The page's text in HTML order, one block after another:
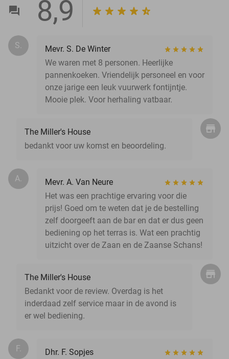
8,9
S.
Mevr. S. De Winter
We waren met 8 personen. Heerlijke
pannenkoeken. Vriendelijk personeel en voor
onze jarige een leuk vuurwerk fontijntje.
Mooie plek. Voor herhaling vatbaar.
The Miller's House
bedankt voor uw komst en beoordeling.
A.
Mevr. A. Van Neure
Het was een prachtige ervaring voor die
prijs! Goed om te weten dat je de bestelling
zelf doorgeeft aan de bar en dat er dus geen
bediening op het terras is. Wat een prachtig
uitzicht over de Zaan en de Zaanse Schans!
The Miller's House
Bedankt voor de review. Overdag is het
inderdaad zelf service maar in de avond is
er wel bediening.
F.
Dhr. F. Sopjes